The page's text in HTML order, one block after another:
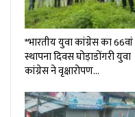
*भारतीय युवा कांग्रेस का 66वां
स्थापना दिवस घोड़ाडोंगरी युवा
कांग्रेस ने वृक्षारोपण…